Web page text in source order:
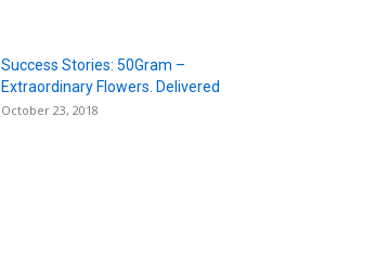
Success Stories: 50Gram –
Extraordinary Flowers. Delivered
October 23, 2018